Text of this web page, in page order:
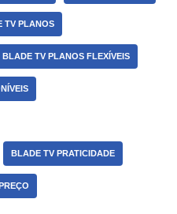
TV PLANOS
BLADE TV PLANOS FLEXÍVEIS
BLADE TV PRATICIDADE